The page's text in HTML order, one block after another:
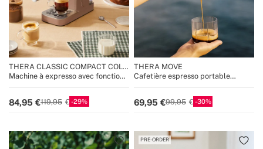
THERA CLASSIC COMPACT COLD
BREW
Machine à expresso avec fonction
84,95 119,95 29
THERA MOVE
Cafetière espresso portable
69,95 99,95 30
PRE-ORDER